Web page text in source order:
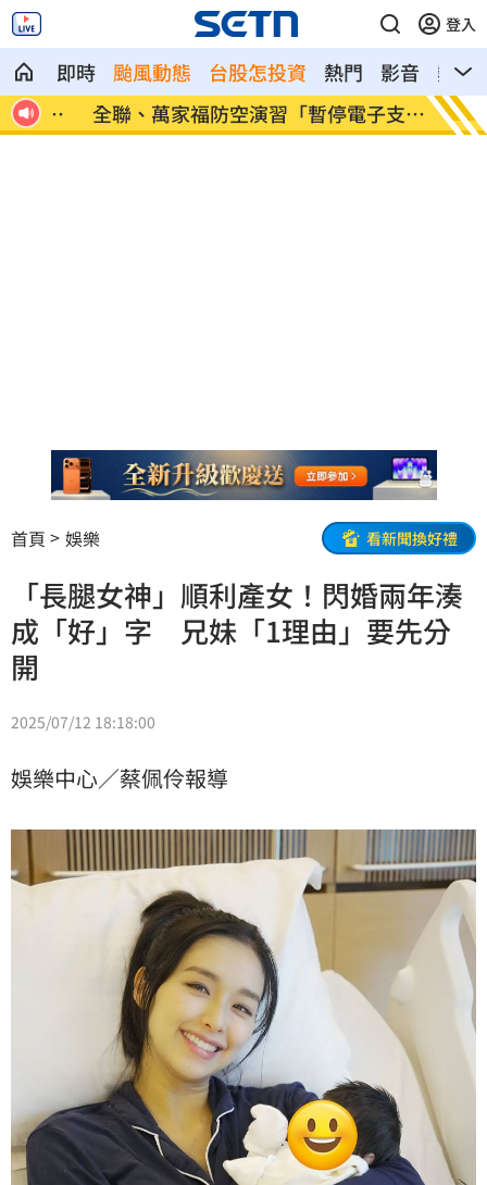
登入
即時 颱風動態 台股怎投資 熱門 影音
熱搜
全聯、萬家福防空演習「暫停電子支
付」！
起司
首頁 娛樂 看新聞換好禮
「長腿女神」順利產女！閃婚兩年湊
成「好」字 兄妹「1理由」要先分
開
2025/07/12 18:18:00
娛樂中心／蔡佩伶報導